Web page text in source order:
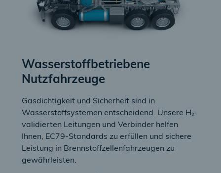
Wasserstoffbetriebene
Nutzfahrzeuge
Gasdichtigkeit und Sicherheit sind in
Wasserstoffsystemen entscheidend. Unsere H₂-
validierten Leitungen und Verbinder helfen
Ihnen, EC79-Standards zu erfüllen und sichere
Leistung in Brennstoffzellenfahrzeugen zu
gewährleisten.